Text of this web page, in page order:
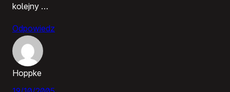
kolejny …
Odpowiedz
Hoppke